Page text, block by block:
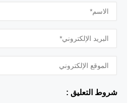
شروط التعليق :